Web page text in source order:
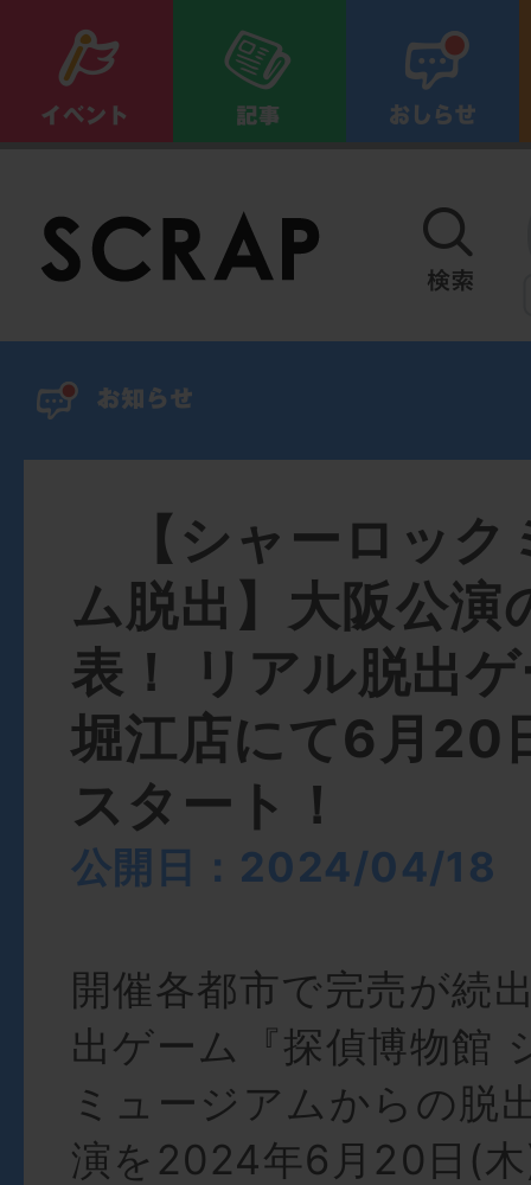
【シャーロック
ム脱出】大阪公演
表！ リアル脱出
堀江店にて6月20
スタート！
公開日：2024/04/18
開催各都市で完売が続
出ゲーム『探偵博物館
ミュージアムからの脱
演を2024年6月20日(